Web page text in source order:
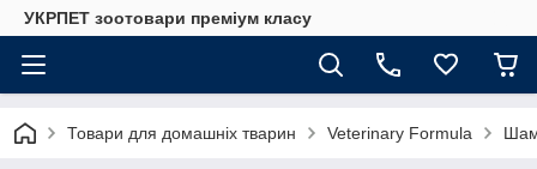
УКРПЕТ зоотовари преміум класу
Товари для домашніх тварин Veterinary Formula